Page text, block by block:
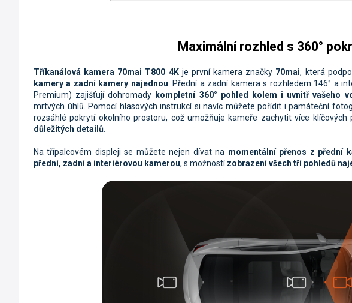
Maximální rozhled s 360°
Tříkanálová kamera 70mai T800 4Kje první kamera značky 70mai, která
kamery a zadní kamery najednou. Přední a zadní kamera s rozhledem 146° a
Premium) zajišťují dohromady kompletní 360° pohled kolem i uvnitř vašeho
mrtvých úhlů. Pomocí hlasových instrukcí si navíc můžete pořídit i památeční
rozsáhlé pokrytí okolního prostoru, což umožňuje kameře zachytit více klíčových
důležitých detailů.
Na třípalcovém displeji se můžete nejen dívat na momentální přenos z přední
přední, zadní a interiérovou kamerou, s možnostízobrazení všech tří pohledů